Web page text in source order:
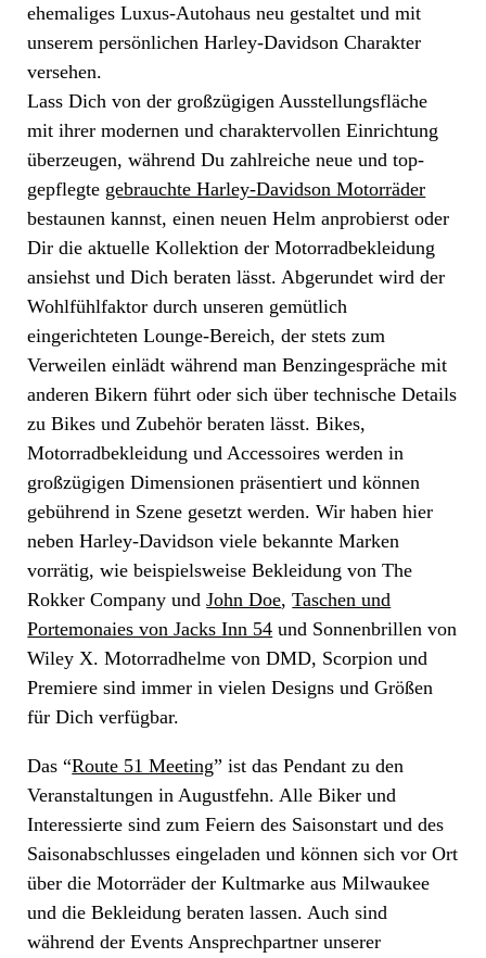
ehemaliges Luxus-Autohaus neu gestaltet und mit
unserem persönlichen Harley-Davidson Charakter
versehen.
Lass Dich von der großzügigen Ausstellungsfläche
mit ihrer modernen und charaktervollen Einrichtung
überzeugen, während Du zahlreiche neue und top-
gepflegte gebrauchte Harley-Davidson Motorräder
bestaunen kannst, einen neuen Helm anprobierst oder
Dir die aktuelle Kollektion der Motorradbekleidung
ansiehst und Dich beraten lässt. Abgerundet wird der
Wohlfühlfaktor durch unseren gemütlich
eingerichteten Lounge-Bereich, der stets zum
Verweilen einlädt während man Benzingespräche mit
anderen Bikern führt oder sich über technische Details
zu Bikes und Zubehör beraten lässt. Bikes,
Motorradbekleidung und Accessoires werden in
großzügigen Dimensionen präsentiert und können
gebührend in Szene gesetzt werden. Wir haben hier
neben Harley-Davidson viele bekannte Marken
vorrätig, wie beispielsweise Bekleidung von The
Rokker Company undJohn Doe,Taschen und
Portemonaies von Jacks Inn 54 und Sonnenbrillen von
Wiley X. Motorradhelme von DMD, Scorpion und
Premiere sind immer in vielen Designs und Größen
für Dich verfügbar.
Das “Route 51 Meeting” ist das Pendant zu den
Veranstaltungen in Augustfehn. Alle Biker und
Interessierte sind zum Feiern des Saisonstart und des
Saisonabschlusses eingeladen und können sich vor Ort
über die Motorräder der Kultmarke aus Milwaukee
und die Bekleidung beraten lassen. Auch sind
während der Events Ansprechpartner unserer